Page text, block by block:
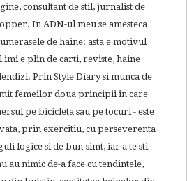
consultant de stil, jurnalist de
In ADN-ul meu se amesteca
de haine: asta e motivul
e plin de carti, reviste, haine
Prin Style Diary si munca de
femeilor doua principii in care
pe bicicleta sau pe tocuri - este
prin exercitiu, cu perseverenta
logice si de bun-simt, iar a te sti
au nimic de-a face cu tendintele,